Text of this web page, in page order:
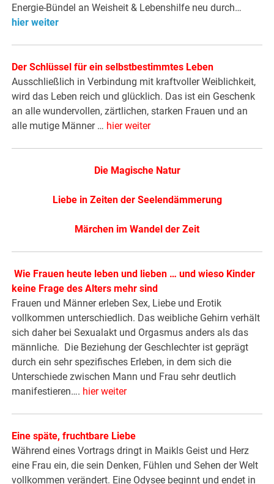
Energie-Bündel an Weisheit & Lebenshilfe neu durch…
hier weiter
Der Schlüssel für ein selbstbestimmtes Leben
Ausschließlich in Verbindung mit kraftvoller Weiblichkeit,
wird das Leben reich und glücklich. Das ist ein Geschenk
an alle wundervollen, zärtlichen, starken Frauen und an
alle mutige Männer … hier weiter
Die Magische Natur
Liebe in Zeiten der Seelendämmerung
Märchen im Wandel der Zeit
Wie Frauen heute leben und lieben … und wieso Kinder
keine Frage des Alters mehr sind
Frauen und Männer erleben Sex, Liebe und Erotik
vollkommen unterschiedlich. Das weibliche Gehirn verhält
sich daher bei Sexualakt und Orgasmus anders als das
männliche. Die Beziehung der Geschlechter ist geprägt
durch ein sehr spezifisches Erleben, in dem sich die
Unterschiede zwischen Mann und Frau sehr deutlich
manifestieren…. hier weiter
Eine späte, fruchtbare Liebe
Während eines Vortrags dringt in Maikls Geist und Herz
eine Frau ein, die sein Denken, Fühlen und Sehen der Welt
vollkommen verändert. Eine Odysee beginnt und endet in